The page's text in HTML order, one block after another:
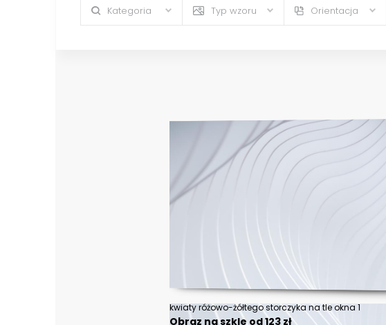
Kategoria Typ wzoru Orientacja
kwiaty różowo-żółtego storczyka na tle okna 1
Obraz na szkle od 123 zł